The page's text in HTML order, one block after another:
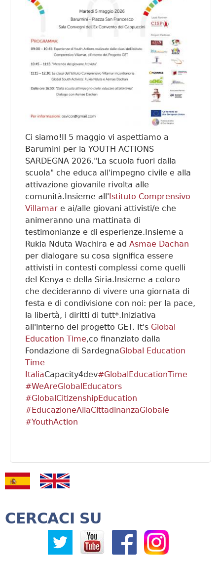
Ci siamo!Il 5 maggio vi aspettiamo a
Barumini per la YOUTH ACTIONS
SARDEGNA 2026."La scuola fuori dalla
scuola" che educa all'impegno civile e alla
attivazione giovanile rivolta alle
comunità.Insieme all' Istituto Comprensivo
Villamar e ai/alle giovani attivisti/e che
animeranno una mattinata di
testimonianze e di esperienze.Insieme a
Rukia Nduta Wachira e ad Asmae Dachan
per dialogare su cosa significa essere
attivisti in contesti complessi come quelli
del Kenya e della Siria.Insieme a coloro
che decideranno di vivere una giornata di
festa e di condivisione con noi: per la pace,
la libertà, i diritti di tutt*.Iniziativa
all'interno del progetto GET. It's Global
Education Time,co finanziato dalla
Fondazione di SardegnaGlobal Education
Time
ItaliaCapacity4dev#GlobalEducationTime
#WeAreGlobalEducators
#GlobalCitizenshipEducation
#EducazioneAllaCittadinanzaGlobale
#YouthAction
CERCACI SU